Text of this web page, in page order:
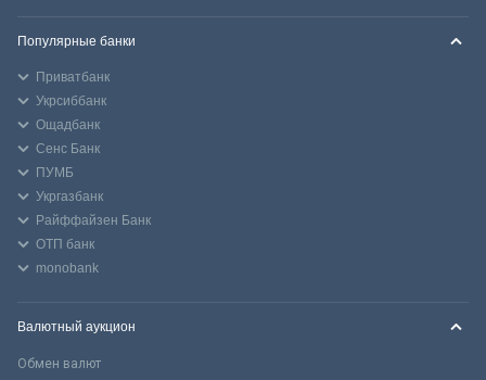
Популярные банки
Приватбанк
Укрсиббанк
Ощадбанк
Сенс Банк
ПУМБ
Укргазбанк
Райффайзен Банк
ОТП банк
monobank
Валютный аукцион
Обмен валют